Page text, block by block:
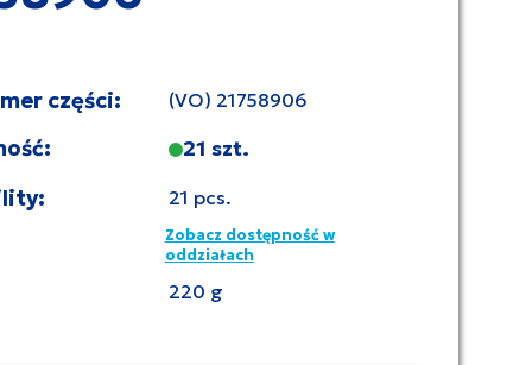
części: (VO) 21758906
21 szt.
21 pcs.
Zobacz dostępność w
oddziałach
220 g